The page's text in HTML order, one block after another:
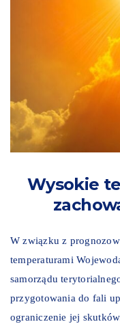
Wysokie
W związku z
temperaturami
samorządu
przygotowania do fali
ograniczenie jej